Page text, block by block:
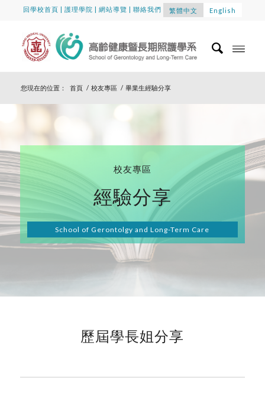
回學校首頁 |護理學院 |網站導覽 | 聯絡我們 繁體中文 English
您現在的位置： 首頁 / 校友專區 / 畢業生經驗分享
校友專區
經驗分享
School of Gerontolgy and Long-Term Care
歷屆學長姐分享